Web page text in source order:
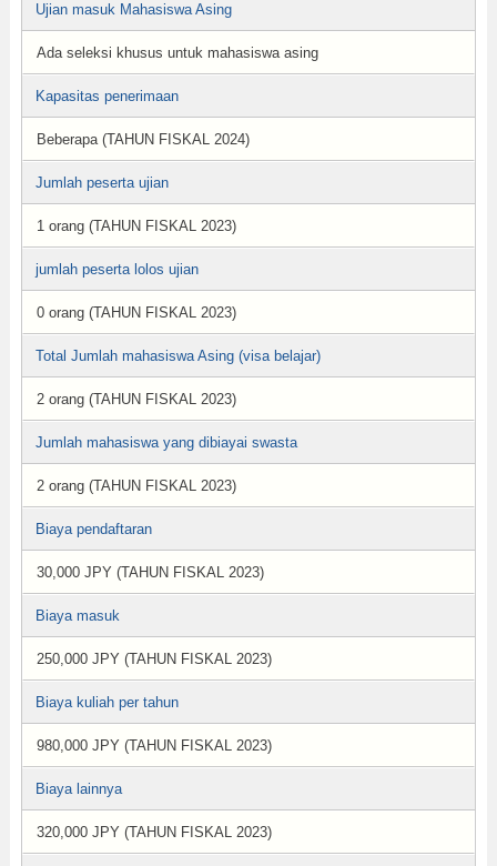
Ujian masuk Mahasiswa Asing
Ada seleksi khusus untuk mahasiswa asing
Kapasitas penerimaan
Beberapa (TAHUN FISKAL 2024)
Jumlah peserta ujian
1 orang (TAHUN FISKAL 2023)
jumlah peserta lolos ujian
0 orang (TAHUN FISKAL 2023)
Total Jumlah mahasiswa Asing (visa belajar)
2 orang (TAHUN FISKAL 2023)
Jumlah mahasiswa yang dibiayai swasta
2 orang (TAHUN FISKAL 2023)
Biaya pendaftaran
30,000 JPY (TAHUN FISKAL 2023)
Biaya masuk
250,000 JPY (TAHUN FISKAL 2023)
Biaya kuliah per tahun
980,000 JPY (TAHUN FISKAL 2023)
Biaya lainnya
320,000 JPY (TAHUN FISKAL 2023)